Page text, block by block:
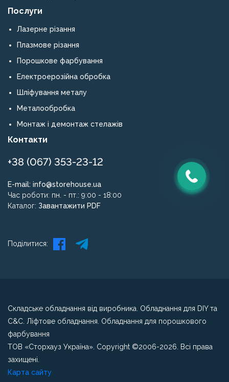
Послуги
Лазерне різання
Плазмове різання
Порошкове фарбування
Електроерозійна обробка
Шліфування металу
Металообробка
Монтаж і демонтаж стелажів
Контакти
+38 (067) 353-23-12
E-mail: info@storehouse.ua
Час роботи: пн. - пт.: 9:00 - 18:00
Каталог: Завантажити PDF
Поділитися:
Складське обладнання від виробника. Обладнання для DIY та
C&C. Ліфтове обладнання. Обладнання для порошкового
фарбування
ТОВ «Сторхауз Україна». Copyright ©2006-2026. Всі права
захищені.
Карта сайту